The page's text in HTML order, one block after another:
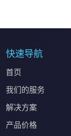
快速导航
首页
我们的服务
解决方案
产品价格